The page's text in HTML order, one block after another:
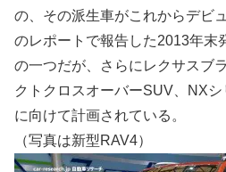
の、その派生車がこれからデビ
のレポートで報告した2013年末
の一つだが、さらにレクサスブ
クトクロスオーバーSUV、NX
に向けて計画されている。
（写真は新型RAV4）